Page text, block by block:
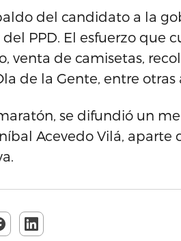
del candidato a la
PPD. El esfuerzo que
venta de camisetas,
de la Gente, entre otras
se difundió un
Acevedo Vilá,